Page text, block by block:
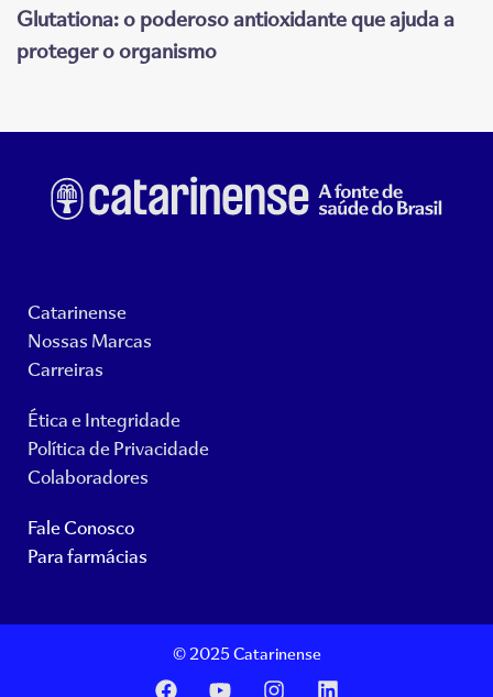
Glutationa: o poderoso antioxidante que ajuda a
proteger o organismo
Catarinense
Nossas Marcas
Carreiras
Ética e Integridade
Política de Privacidade
Colaboradores
Fale Conosco
Para farmácias
© 2025 Catarinense
F
Y
I
L